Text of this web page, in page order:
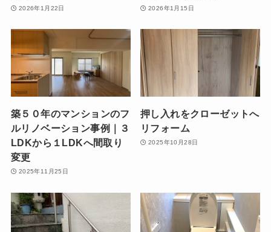
2026年1月22日 2026年1月15日
築５０年のマンションのフ
ルリノベーション事例｜３
LDKから１LDKへ間取り
変更
2025年11月25日
押し入れをクローゼットへ
リフォーム
2025年10月28日